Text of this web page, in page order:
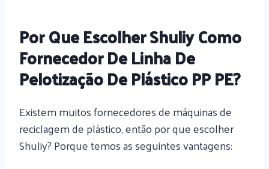
Por Que Escolher Shuliy Como
Fornecedor De Linha De
Pelotização De Plástico PP PE?
Existem muitos fornecedores de máquinas de
reciclagem de plástico, então por que escolher
Shuliy? Porque temos as seguintes vantagens: